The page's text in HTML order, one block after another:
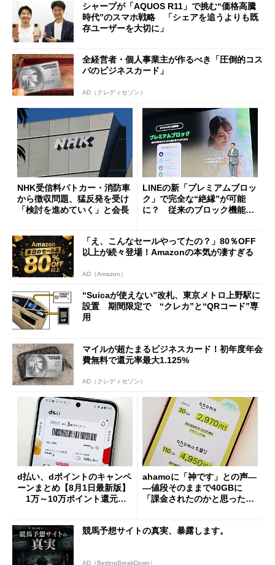
シャープが「AQUOS R11」で挑む“価格高騰
時代”のスマホ戦略 「シェアを追うよりも既
存ユーザーを大切に」
全経営者・個人事業主が作るべき「圧倒的コス
パのビジネスカード」
AD（クレディセゾン）
NHK受信料パトカー・消防車
から徴収問題、猛反発を受け
「検討を進めていく」と会長
LINEの新「プレミアムブロッ
ク」で完全な“絶縁”が可能
に？ 従来のブロック機能と
「え、こんなセールやってたの？」80％OFF
以上が続々登場！Amazonの本気が凄すぎる
AD（Amazon）
“Suicaが使えない”改札、東京メトロ上野駅に
設置 期間限定で “クレカ”と“QRコード”専
用
マイルが超たまるビジネスカード！初年度年会
費無料で還元率最大1.125%
AD（クレディセゾン）
d払い、dポイントのキャンペ
ーンまとめ【8月1日最新版】
1万～10万ポイント還元の
ahamoに「神です」との声―
―値段そのままで40GBに
「課金されたのかと思った」
競馬予想サイトの真実、暴露します。
AD（BettingBreakDown）